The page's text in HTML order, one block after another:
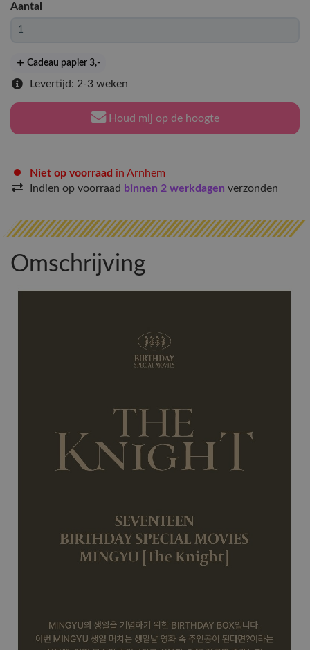
Aantal
Cadeau papier 3,-
Levertijd: 2-3 weken
Houd mij op de hoogte
Niet op voorraad in Arnhem
Indien op voorraad binnen 2 werkdagen verzonden
Omschrijving